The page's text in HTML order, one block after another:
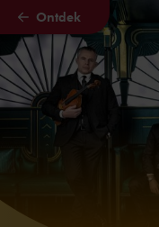
Naar hoofdcontent
Ontdek